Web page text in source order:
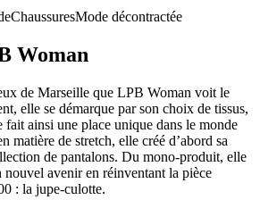
ChaussuresMode décontractée
Woman
de Marseille que LPB Woman voit le
elle se démarque par son choix de tissus,
fait ainsi une place unique dans le monde
matière de stretch, elle créé d’abord sa
de pantalons. Du mono-produit, elle
nouvel avenir en réinventant la pièce
: la jupe-culotte.